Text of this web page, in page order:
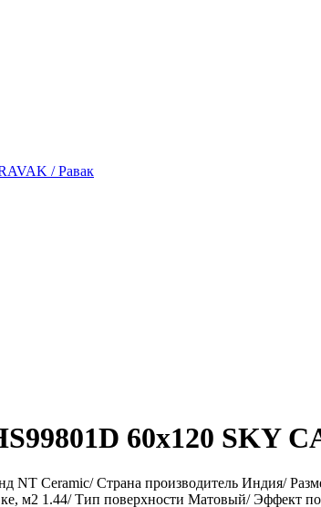
/ Равак
60х120 SKY
NT Ceramic/ Страна производитель Индия/
м2 1.44/ Тип поверхности Матовый/ Эффект